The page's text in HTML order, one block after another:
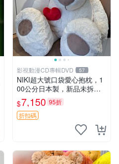
影視動漫CD專輯DVD 57
NIKI超大號口袋愛心抱枕，1
00公分日本製，新品未拆封
胖嘟嘟收藏推薦 愛心抱枕 日
本 抱枕
$7,150 95折
折扣碼